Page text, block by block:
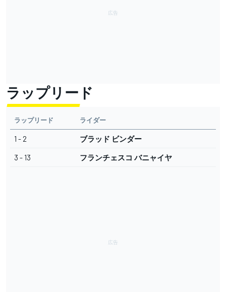
ラップリード
ラップリード ライダー
1 - 2 ブラッド ビンダー
3 - 13 フランチェスコ バニャイヤ